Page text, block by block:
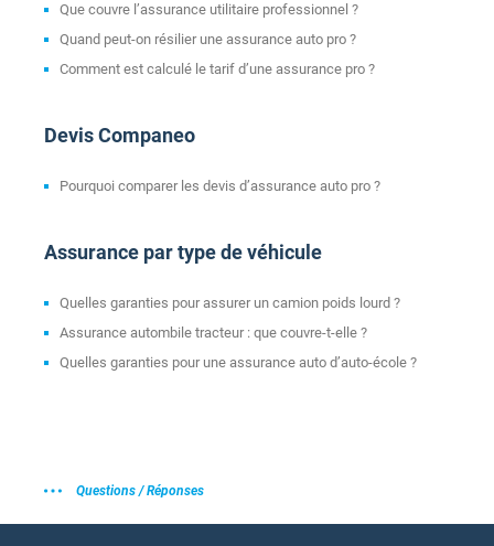
Que couvre l’assurance utilitaire professionnel ?
Quand peut-on résilier une assurance auto pro ?
Comment est calculé le tarif d’une assurance pro ?
Devis Companeo
Pourquoi comparer les devis d’assurance auto pro ?
Assurance par type de véhicule
Quelles garanties pour assurer un camion poids lourd ?
Assurance autombile tracteur : que couvre-t-elle ?
Quelles garanties pour une assurance auto d’auto-école ?
Questions / Réponses